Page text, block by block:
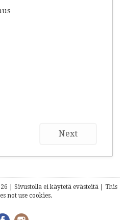
Next
| Sivustolla ei käytetä evästeitä | This
not use cookies.